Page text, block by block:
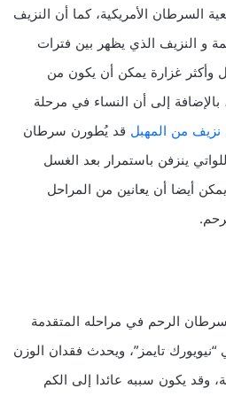
السرطان الأمريكية، كما أن النزيف
و النزيف الذي يظهر بين فترات
غزارة يمكن أن يكون من
إلى أن النساء في مرحلة
نزيف من المهبل قد يُطورن سرطان
ينزفن باستمرار بعد الغسل
أيضا أن يعانين من المراحل
الرحم في مراحله المتقدمة
تايمز”، ويحدث فقدان الوزن
وقد يكون سببه عائدا إلى الكم